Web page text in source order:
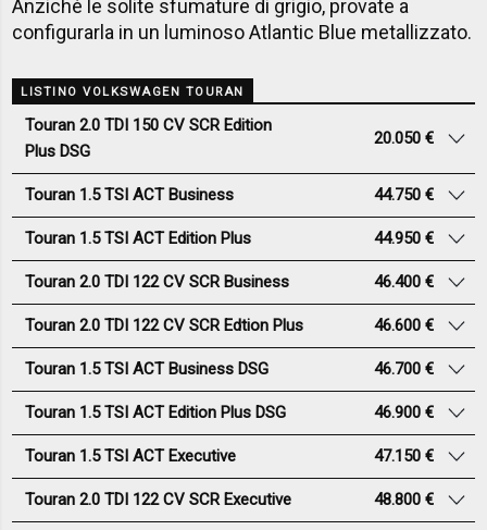
Anziché le solite sfumature di grigio, provate a
configurarla in un luminoso Atlantic Blue metallizzato.
LISTINO VOLKSWAGEN TOURAN
Touran 2.0 TDI 150 CV SCR Edition
Plus DSG
20.050 €
Touran 1.5 TSI ACT Business 44.750 €
Touran 1.5 TSI ACT Edition Plus 44.950 €
Touran 2.0 TDI 122 CV SCR Business 46.400 €
Touran 2.0 TDI 122 CV SCR Edtion Plus 46.600 €
Touran 1.5 TSI ACT Business DSG 46.700 €
Touran 1.5 TSI ACT Edition Plus DSG 46.900 €
Touran 1.5 TSI ACT Executive 47.150 €
Touran 2.0 TDI 122 CV SCR Executive 48.800 €